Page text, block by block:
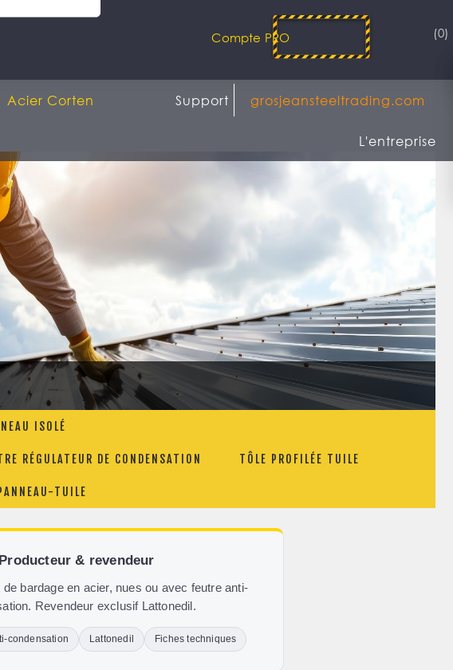
Compte PRO (0)
Acier Corten grosjeansteeltrading.com
Support
L'entreprise
ISOLÉ
RÉGULATEUR DE CONDENSATION TÔLE PROFILÉE TUILE
TUILE
Producteur & revendeur
bardage en acier, nues ou avec feutre anti-
Revendeur exclusif Lattonedil.
condensation Lattonedil Fiches techniques